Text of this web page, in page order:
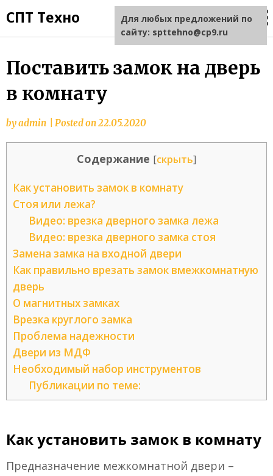
СПТ Техно
Поставить замок на дверь
в комнату
byadmin Posted on22.05.2020
Содержание [скрыть]
Как установить замок в комнату
Стоя или лежа?
Видео: врезка дверного замка лежа
Видео: врезка дверного замка стоя
Замена замка на входной двери
Как правильно врезать замок вмежкомнатную
дверь
О магнитных замках
Врезка круглого замка
Проблема надежности
Двери из МДФ
Необходимый набор инструментов
Публикации по теме:
Как установить замок в комнату
Предназначение межкомнатной двери –
Для любых предложений по
сайту: spttehno@cp9.ru